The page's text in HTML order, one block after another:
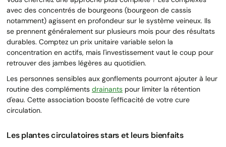
avec des concentrés de bourgeons (bourgeon de cassis
notamment) agissent en profondeur sur le système veineux. Ils
se prennent généralement sur plusieurs mois pour des résultats
durables. Comptez un prix unitaire variable selon la
concentration en actifs, mais l'investissement vaut le coup pour
retrouver des jambes légères au quotidien.
Les personnes sensibles aux gonflements pourront ajouter à leur
routine des compléments drainants pour limiter la rétention
d'eau. Cette association booste l'efficacité de votre cure
circulation.
Les plantes circulatoires stars et leurs bienfaits